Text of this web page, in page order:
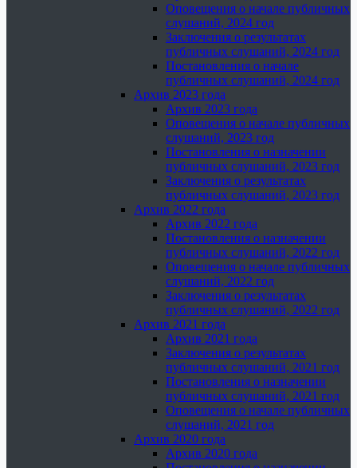
Оповещения о начале публичных
слушаний, 2024 год
Заключения о результатах
публичных слушаний, 2024 год
Постановления о начале
публичных слушаний, 2024 год
Архив 2023 года
Архив 2023 года
Оповещения о начале публичных
слушаний, 2023 год
Постановления о назначении
публичных слушаний, 2023 год
Заключения о результатах
публичных слушаний, 2023 год
Архив 2022 года
Архив 2022 года
Постановления о назначении
публичных слушаний, 2022 год
Оповещения о начале публичных
слушаний, 2022 год
Заключения о результатах
публичных слушаний, 2022 год
Архив 2021 года
Архив 2021 года
Заключения о результатах
публичных слушаний, 2021 год
Постановления о назначении
публичных слушаний, 2021 год
Оповещения о начале публичных
слушаний, 2021 год
Архив 2020 года
Архив 2020 года